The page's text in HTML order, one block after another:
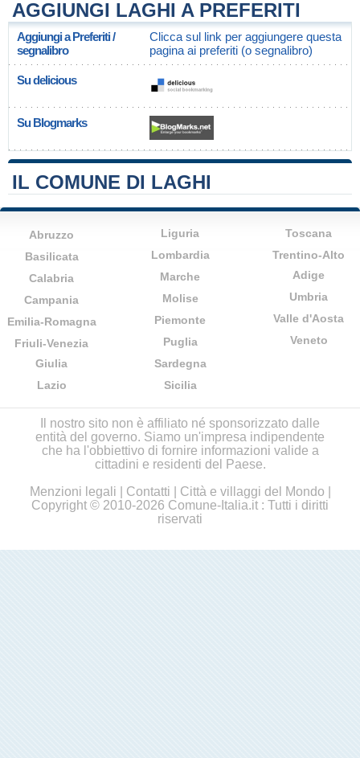
AGGIUNGI LAGHI A PREFERITI
Aggiungi a Preferiti /
segnalibro
Clicca sul link per aggiungere questa
pagina ai preferiti (o segnalibro)
Su delicious
Su Blogmarks
IL COMUNE DI LAGHI
Abruzzo
Basilicata
Calabria
Campania
Emilia-Romagna
Friuli-Venezia
Giulia
Lazio
Liguria
Lombardia
Marche
Molise
Piemonte
Puglia
Sardegna
Sicilia
Toscana
Trentino-Alto
Adige
Umbria
Valle d'Aosta
Veneto
Il nostro sito non è affiliato né sponsorizzato dalle
entità del governo. Siamo un'impresa indipendente
che ha l'obbiettivo di fornire informazioni valide a
cittadini e residenti del Paese.
Menzioni legali
Contatti Città e villaggi del Mondo
Copyright © 2010-2026 Comune-Italia.it : Tutti i diritti
riservati